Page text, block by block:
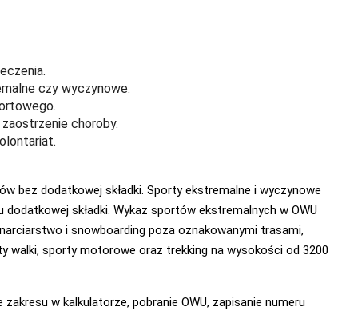
czy wyczynowe.
choroby.
bez dodatkowej składki. Sporty ekstremalne i wyczynowe
składki. Wykaz sportów ekstremalnych w OWU
i snowboarding poza oznakowanymi trasami,
walki, sporty motorowe oraz trekking na wysokości od 3200
w kalkulatorze, pobranie OWU, zapisanie numeru